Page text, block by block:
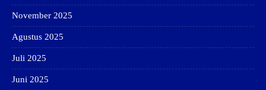
November 2025
Agustus 2025
Juli 2025
Juni 2025